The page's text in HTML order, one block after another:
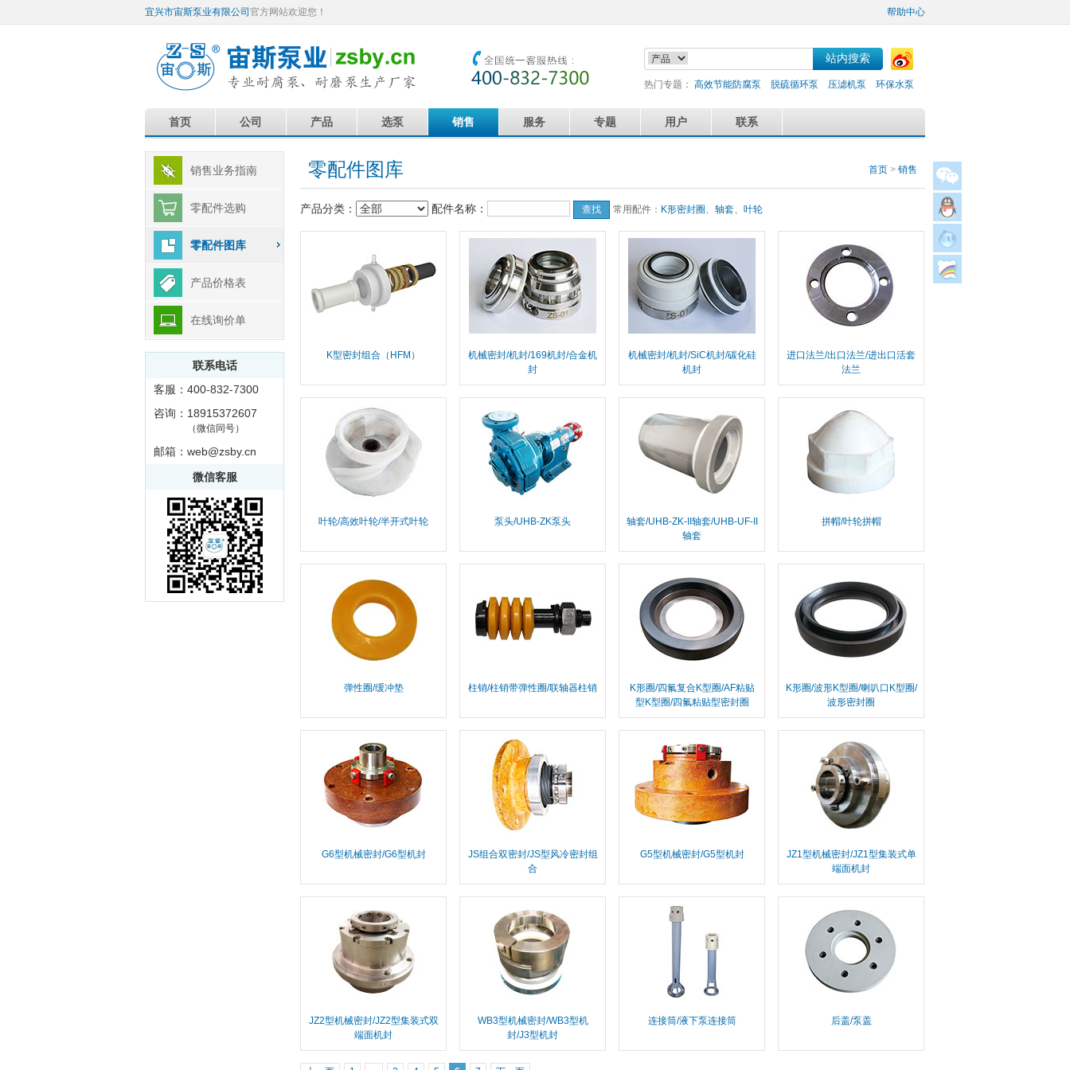
宜兴市宙斯泵业有限公司 官方网站欢迎您！ 帮助中心
热门专题： 高效节能防腐泵 脱硫循环泵 压滤机泵 环保水泵
首页 公司 产品 选泵 销售 服务 专题 用户 联系
销售业务指南
零配件选购
零配件图库
产品价格表
在线询价单
联系电话
客服：400-832-7300
咨询：18915372607
（微信同号）
邮箱：web@zsby.cn
微信客服
零配件图库 首页 > 销售
产品分类： 配件名称： 常用配件： K形密封圈 、 轴套、 叶轮
K型密封组合（HFM）
机械密封/机封/169机封/合金机
封
机械密封/机封/SiC机封/碳化硅
机封
进口法兰/出口法兰/进出口活套
法兰
叶轮/高效叶轮/半开式叶轮 泵头/UHB-ZK泵头
轴套/UHB-ZK-II轴套/UHB-UF-II
轴套
拼帽/叶轮拼帽
弹性圈/缓冲垫 柱销/柱销带弹性圈/联轴器柱销
K形圈/四氟复合K型圈/AF粘贴
型K型圈/四氟粘贴型密封圈
K形圈/波形K型圈/喇叭口K型圈/
波形密封圈
G6型机械密封/G6型机封
JS组合双密封/JS型风冷密封组
合
G5型机械密封/G5型机封
JZ1型机械密封/JZ1型集装式单
端面机封
JZ2型机械密封/JZ2型集装式双
端面机封
WB3型机械密封/WB3型机
封/J3型机封
连接筒/液下泵连接筒 后盖/泵盖